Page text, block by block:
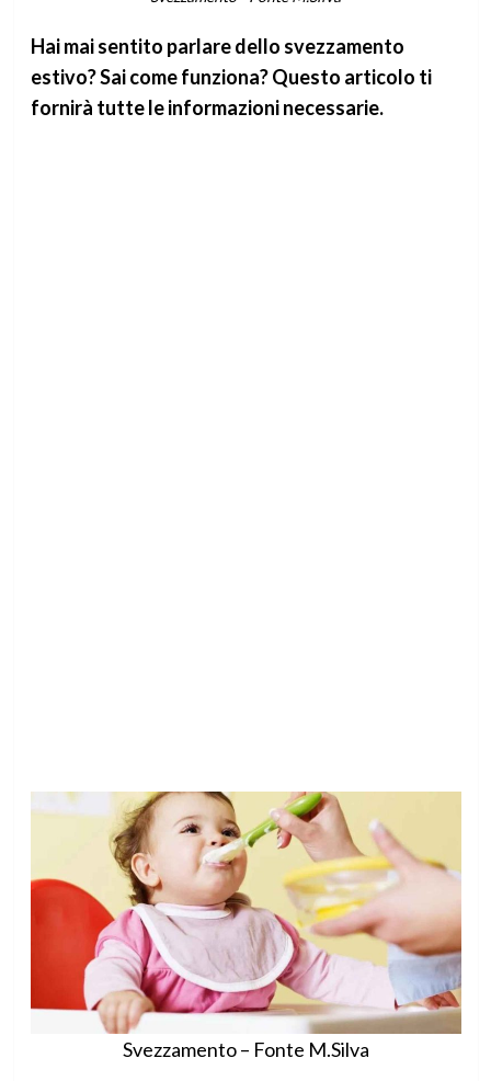
Hai mai sentito parlare dello svezzamento
estivo? Sai come funziona? Questo articolo ti
fornirà tutte le informazioni necessarie.
Svezzamento – Fonte M.Silva